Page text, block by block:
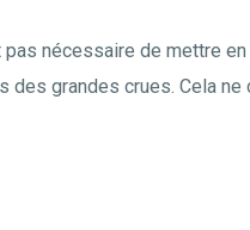
nécessaire de mettre
des grandes crues. Cela ne